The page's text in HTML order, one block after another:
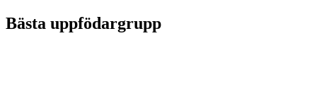
Bästa uppfödargrupp